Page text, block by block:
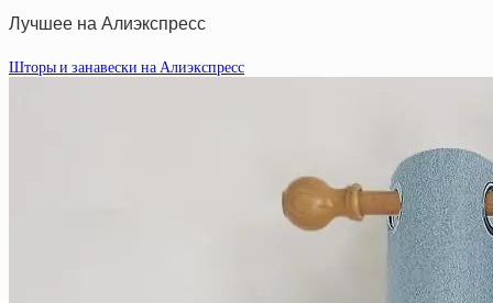
Лучшее на Алиэкспресс
Шторы и занавески на Алиэкспресс